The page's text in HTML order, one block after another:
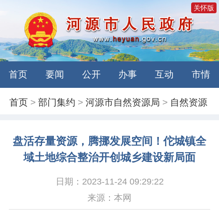
关怀版
首页 要闻 公开 办事 互动 市情
首页 >部门集约 >河源市自然资源局 > 自然资源
盘活存量资源，腾挪发展空间！佗城镇全
域土地综合整治开创城乡建设新局面
日期：2023-11-24 09:29:22
来源：本网